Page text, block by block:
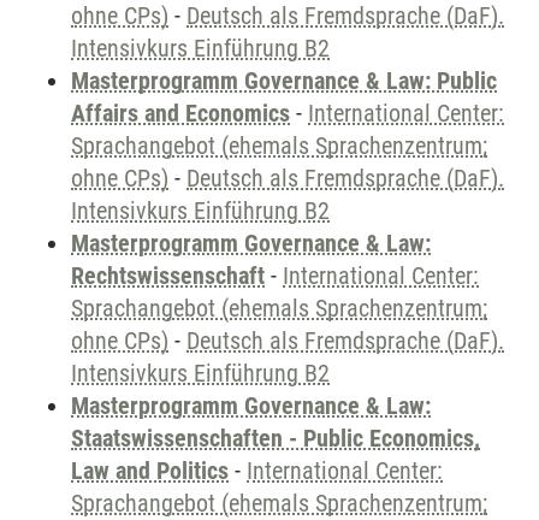
ohne CPs) - Deutsch als Fremdsprache (DaF).
Intensivkurs Einführung B2
Masterprogramm Governance & Law: Public
Affairs and Economics - International Center:
Sprachangebot (ehemals Sprachenzentrum;
ohne CPs) - Deutsch als Fremdsprache (DaF).
Intensivkurs Einführung B2
Masterprogramm Governance & Law:
Rechtswissenschaft - International Center:
Sprachangebot (ehemals Sprachenzentrum;
ohne CPs) - Deutsch als Fremdsprache (DaF).
Intensivkurs Einführung B2
Masterprogramm Governance & Law:
Staatswissenschaften - Public Economics,
Law and Politics - International Center:
Sprachangebot (ehemals Sprachenzentrum;